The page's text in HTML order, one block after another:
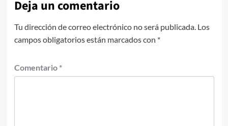
Deja un comentario
Tu dirección de correo electrónico no será publicada. Los
campos obligatorios están marcados con *
Comentario *